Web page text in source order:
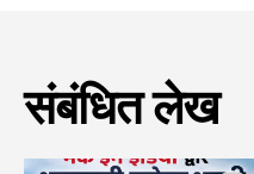
संबंधित लेख